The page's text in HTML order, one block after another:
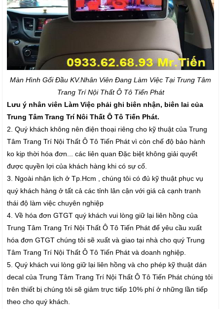
Màn Hình Gối Đầu KV.Nhân Viên Đang Làm Việc Tại Trung Tâm
Trang Trí Nội Thất Ô Tô Tiến Phát
Lưu ý nhân viên Làm Việc phải ghi biên nhận, biên lai của
Trung Tâm Trang Trí Nôi Thất Ô Tô Tiến Phát.
2. Quý khách không nên điện thoại riêng cho kỹ thuật của Trung
Tâm Trang Trí Nội Thất Ô Tô Tiến Phát vì còn chế độ bảo hành
ko kịp thời hóa đơn... các liên quan Đặc biệt không giải quyết
được quyền lợi của khách hàng khi có sự cố.
3. Ngoài nhận lịch ở Tp.Hcm , chúng tôi có đủ kỹ thuật phục vụ
quý khách hàng ở tất cả các tỉnh lân cận với giá cả cạnh tranh
thái độ làm việc chuyên nghiệp
4. Về hóa đơn GTGT quý khách vui lòng giữ lại liên hồng của
Trung Tâm Trang Trí Nội Thất Ô Tô Tiến Phát để yêu cầu xuất
hóa đơn GTGT chúng tôi sẽ xuất và giao tại nhà cho quý Trung
Tâm Trang Trí Nội Thất Ô Tô Tiến Phát và doanh nghiệp.
5. Quý khách vui lòng giữ lại liên hồng và cho phép kỹ thuật dán
decal của Trung Tâm Trang Trí Nội Thất Ô Tô Tiến Phát chúng tôi
trên thiết bị chúng tôi sẽ giảm trực tiếp 10% phí ở những lần tiếp
theo cho quý khách.